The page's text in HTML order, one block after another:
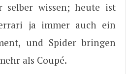
selber wissen; heute ist
ja immer auch ein
und Spider bringen
als Coupé.